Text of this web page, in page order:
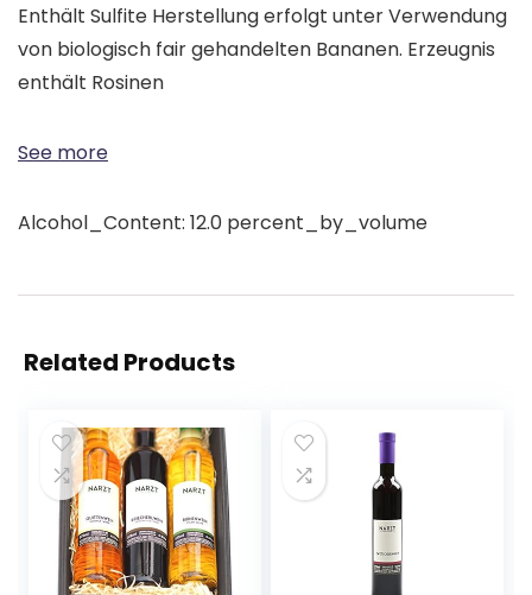
Enthält Sulfite Herstellung erfolgt unter Verwendung
von biologisch fair gehandelten Bananen. Erzeugnis
enthält Rosinen
See more
Alcohol_Content: 12.0 percent_by_volume
Related Products